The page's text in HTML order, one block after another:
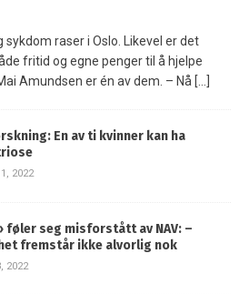
raser i Oslo. Likevel er det
fritid og egne penger til å hjelpe
Amundsen er én av dem. – Nå […]
En av ti kvinner kan ha
2022
føler seg misforstått av NAV: –
fremstår ikke alvorlig nok
2022